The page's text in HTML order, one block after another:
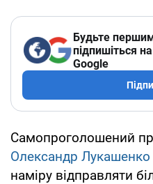
Будьте
підпишіться
Google
Самопроголошений
Олександр Лукашенко
наміру відправляти